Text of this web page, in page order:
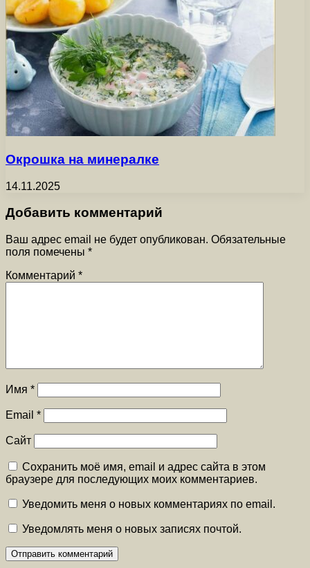
Окрошка на минералке
14.11.2025
Добавить комментарий
Ваш адрес email не будет опубликован. Обязательные
поля помечены *
Комментарий *
Имя *
Email *
Сайт
Сохранить моё имя, email и адрес сайта в этом
браузере для последующих моих комментариев.
Уведомить меня о новых комментариях по email.
Уведомлять меня о новых записях почтой.